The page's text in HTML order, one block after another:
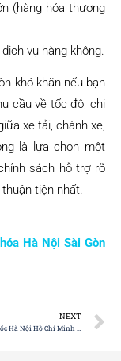
(hàng hóa thương
vụ hàng không.
khó khăn nếu bạn
cầu về tốc độ, chi
xe tải, chành xe,
là lựa chọn một
sách hỗ trợ rõ
tiện nhất.
Hà Nội Sài Gòn
NEXT